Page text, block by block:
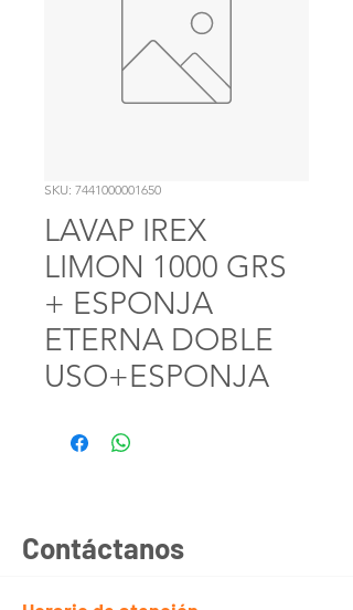
SKU: 7441000001650
LAVAP IREX
LIMON 1000 GRS
+ ESPONJA
ETERNA DOBLE
USO+ESPONJA
Contáctanos